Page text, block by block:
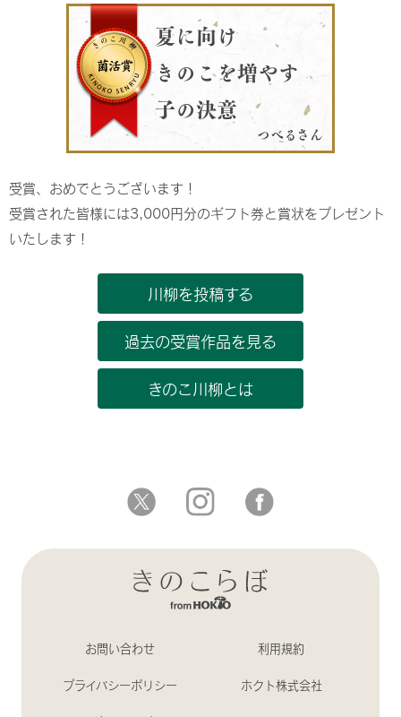
夏に向け
きのこを増やす
子の決意
つべるさん
受賞、おめでとうございます！
受賞された皆様には3,000円分のギフト券と賞状をプレゼント
いたします！
川柳を投稿する
過去の受賞作品を見る
きのこ川柳とは
お問い合わせ 利用規約
プライバシーポリシー ホクト株式会社